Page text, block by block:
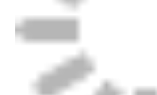
Продукция